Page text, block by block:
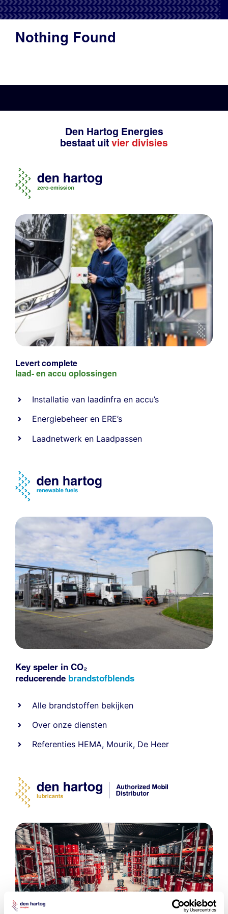
Productadvies
Nothing Found
Den Hartog Energies
bestaat uit vier divisies
Levert complete
laad- en accu oplossingen
Installatie van laadinfra en accu’s
Energiebeheer en ERE’s
Laadnetwerk en Laadpassen
Key speler in CO₂
reducerende brandstofblends
Alle brandstoffen bekijken
Over onze diensten
Referenties HEMA, Mourik, De Heer